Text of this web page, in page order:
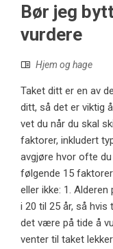
Bør jeg
vurdere
Hjem og hage
Taket ditt er en av
ditt, så det er viktig
vet du når du skal
faktorer, inkludert
avgjøre hvor ofte
følgende 15
eller ikke: 1.
i 20 til 25 år, så
det være på tide å
venter til taket